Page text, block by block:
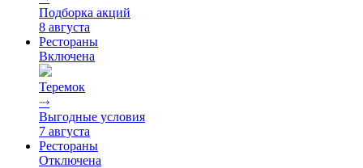
Подборка акций
8 августа
Рестораны
Включена
Теремок
⤑
Выгодные условия
7 августа
Рестораны
Отключена